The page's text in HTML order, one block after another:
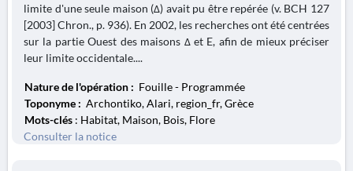
limite d'une seule maison (Δ) avait pu être repérée (v. BCH 127
[2003] Chron., p. 936). En 2002, les recherches ont été centrées
sur la partie Ouest des maisons Δ et E, afin de mieux préciser
leur limite occidentale....
Nature de l'opération : Fouille - Programmée
Toponyme : Archontiko, Alari, region_fr, Grèce
Mots-clés : Habitat, Maison, Bois, Flore
Consulter la notice